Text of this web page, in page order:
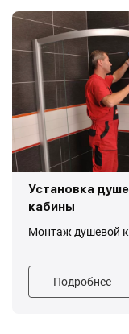
Установка
кабины
Монтаж душевой
Подробнее